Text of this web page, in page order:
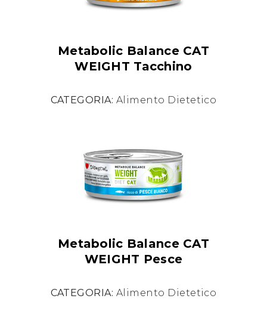
Metabolic Balance CAT
WEIGHT Tacchino
CATEGORIA: Alimento Dietetico
Metabolic Balance CAT
WEIGHT Pesce
CATEGORIA: Alimento Dietetico